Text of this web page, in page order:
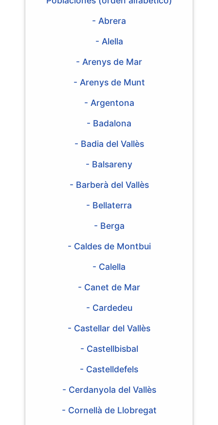
- Abrera
- Alella
- Arenys de Mar
- Arenys de Munt
- Argentona
- Badalona
- Badia del Vallès
- Balsareny
- Barberà del Vallès
- Bellaterra
- Berga
- Caldes de Montbui
- Calella
- Canet de Mar
- Cardedeu
- Castellar del Vallès
- Castellbisbal
- Castelldefels
- Cerdanyola del Vallès
- Cornellà de Llobregat